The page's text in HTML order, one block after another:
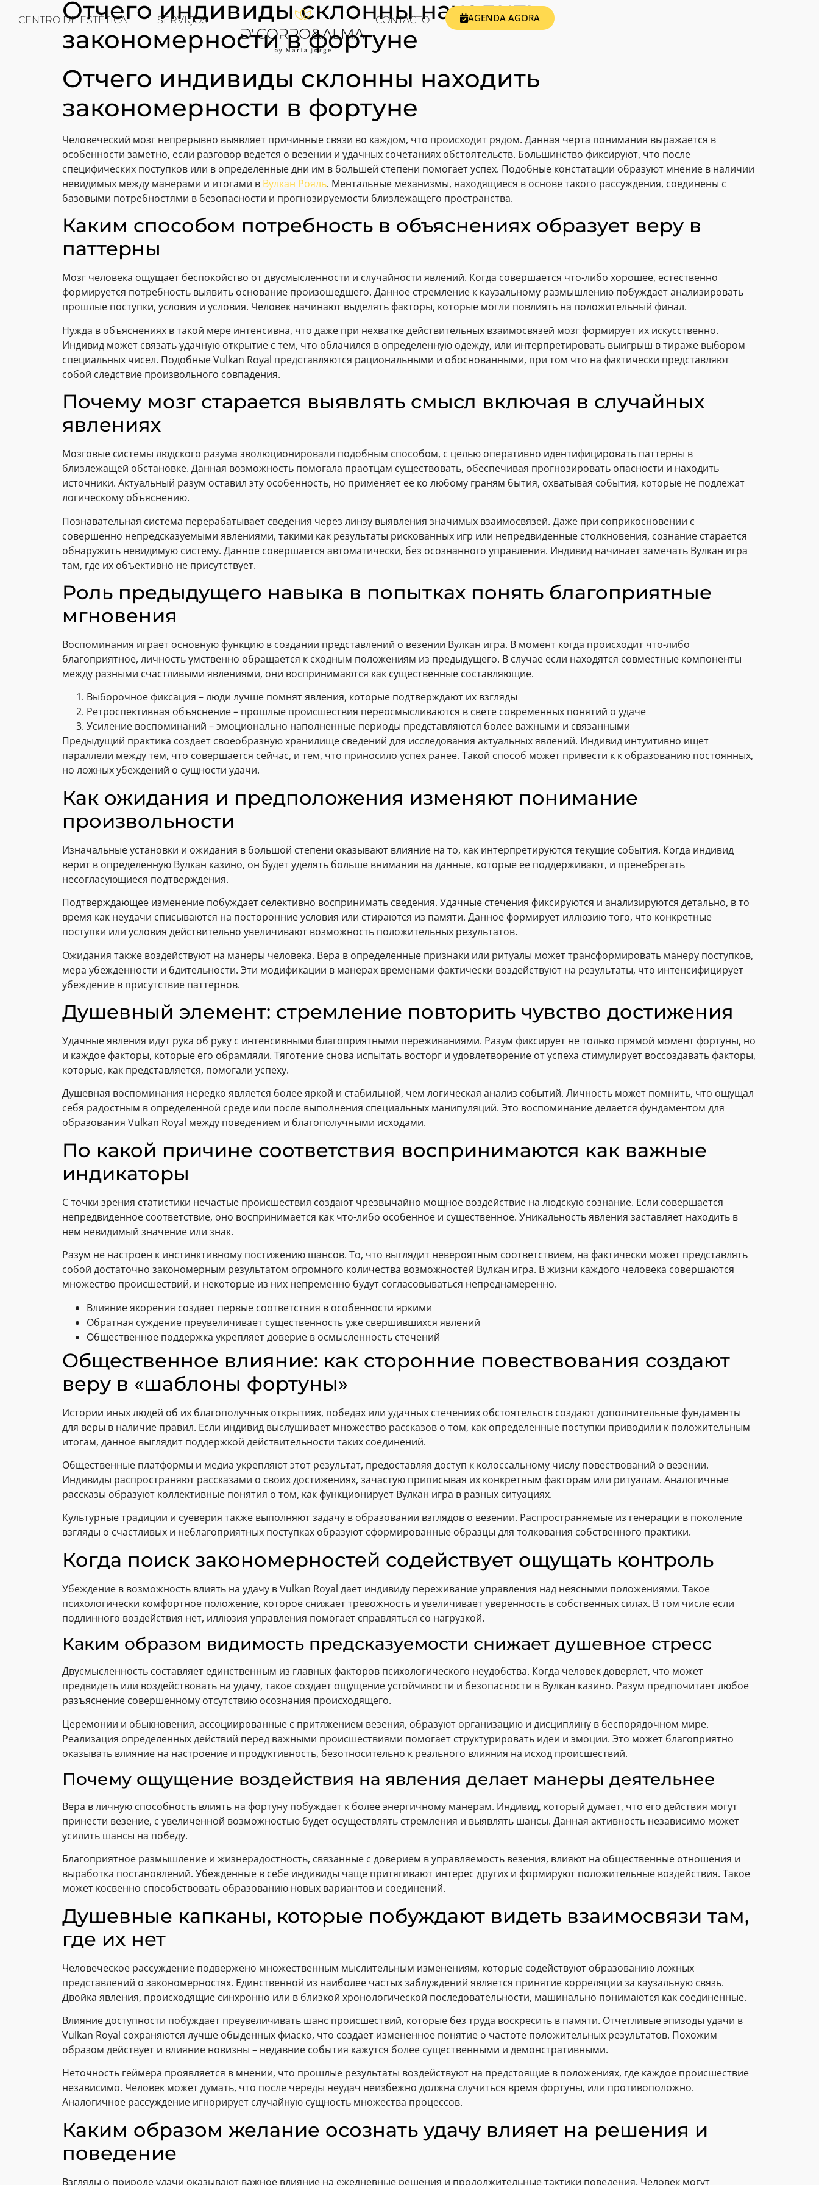
CENTRO DE ESTÉTICA SERVIÇOS CONTACTO AGENDA AGORA
Отчего индивиды склонны находить
закономерности в фортуне
Отчего индивиды склонны находить
закономерности в фортуне
Человеческий мозг непрерывно выявляет причинные связи во каждом, что происходит рядом. Данная черта понимания выражается в
особенности заметно, если разговор ведется о везении и удачных сочетаниях обстоятельств. Большинство фиксируют, что после
специфических поступков или в определенные дни им в большей степени помогает успех. Подобные констатации образуют мнение в наличии
невидимых между манерами и итогами в Вулкан Рояль. Ментальные механизмы, находящиеся в основе такого рассуждения, соединены с
базовыми потребностями в безопасности и прогнозируемости близлежащего пространства.
Каким способом потребность в объяснениях образует веру в
паттерны
Мозг человека ощущает беспокойство от двусмысленности и случайности явлений. Когда совершается что-либо хорошее, естественно
формируется потребность выявить основание произошедшего. Данное стремление к каузальному размышлению побуждает анализировать
прошлые поступки, условия и условия. Человек начинают выделять факторы, которые могли повлиять на положительный финал.
Нужда в объяснениях в такой мере интенсивна, что даже при нехватке действительных взаимосвязей мозг формирует их искусственно.
Индивид может связать удачную открытие с тем, что облачился в определенную одежду, или интерпретировать выигрыш в тираже выбором
специальных чисел. Подобные Vulkan Royal представляются рациональными и обоснованными, при том что на фактически представляют
собой следствие произвольного совпадения.
Почему мозг старается выявлять смысл включая в случайных
явлениях
Мозговые системы людского разума эволюционировали подобным способом, с целью оперативно идентифицировать паттерны в
близлежащей обстановке. Данная возможность помогала праотцам существовать, обеспечивая прогнозировать опасности и находить
источники. Актуальный разум оставил эту особенность, но применяет ее ко любому граням бытия, охватывая события, которые не подлежат
логическому объяснению.
Познавательная система перерабатывает сведения через линзу выявления значимых взаимосвязей. Даже при соприкосновении с
совершенно непредсказуемыми явлениями, такими как результаты рискованных игр или непредвиденные столкновения, сознание старается
обнаружить невидимую систему. Данное совершается автоматически, без осознанного управления. Индивид начинает замечать Вулкан игра
там, где их объективно не присутствует.
Роль предыдущего навыка в попытках понять благоприятные
мгновения
Воспоминания играет основную функцию в создании представлений о везении Вулкан игра. В момент когда происходит что-либо
благоприятное, личность умственно обращается к сходным положениям из предыдущего. В случае если находятся совместные компоненты
между разными счастливыми явлениями, они воспринимаются как существенные составляющие.
Выборочное фиксация – люди лучше помнят явления, которые подтверждают их взгляды
Ретроспективная объяснение – прошлые происшествия переосмысливаются в свете современных понятий о удаче
Усиление воспоминаний – эмоционально наполненные периоды представляются более важными и связанными
Предыдущий практика создает своеобразную хранилище сведений для исследования актуальных явлений. Индивид интуитивно ищет
параллели между тем, что совершается сейчас, и тем, что приносило успех ранее. Такой способ может привести к к образованию постоянных,
но ложных убеждений о сущности удачи.
Как ожидания и предположения изменяют понимание
произвольности
Изначальные установки и ожидания в большой степени оказывают влияние на то, как интерпретируются текущие события. Когда индивид
верит в определенную Вулкан казино, он будет уделять больше внимания на данные, которые ее поддерживают, и пренебрегать
несогласующиеся подтверждения.
Подтверждающее изменение побуждает селективно воспринимать сведения. Удачные стечения фиксируются и анализируются детально, в то
время как неудачи списываются на посторонние условия или стираются из памяти. Данное формирует иллюзию того, что конкретные
поступки или условия действительно увеличивают возможность положительных результатов.
Ожидания также воздействуют на манеры человека. Вера в определенные признаки или ритуалы может трансформировать манеру поступков,
мера убежденности и бдительности. Эти модификации в манерах временами фактически воздействуют на результаты, что интенсифицирует
убеждение в присутствие паттернов.
Душевный элемент: стремление повторить чувство достижения
Удачные явления идут рука об руку с интенсивными благоприятными переживаниями. Разум фиксирует не только прямой момент фортуны, но
и каждое факторы, которые его обрамляли. Тяготение снова испытать восторг и удовлетворение от успеха стимулирует воссоздавать факторы,
которые, как представляется, помогали успеху.
Душевная воспоминания нередко является более яркой и стабильной, чем логическая анализ событий. Личность может помнить, что ощущал
себя радостным в определенной среде или после выполнения специальных манипуляций. Это воспоминание делается фундаментом для
образования Vulkan Royal между поведением и благополучными исходами.
По какой причине соответствия воспринимаются как важные
индикаторы
С точки зрения статистики нечастые происшествия создают чрезвычайно мощное воздействие на людскую сознание. Если совершается
непредвиденное соответствие, оно воспринимается как что-либо особенное и существенное. Уникальность явления заставляет находить в
нем невидимый значение или знак.
Разум не настроен к инстинктивному постижению шансов. То, что выглядит невероятным соответствием, на фактически может представлять
собой достаточно закономерным результатом огромного количества возможностей Вулкан игра. В жизни каждого человека совершаются
множество происшествий, и некоторые из них непременно будут согласовываться непреднамеренно.
Влияние якорения создает первые соответствия в особенности яркими
Обратная суждение преувеличивает существенность уже свершившихся явлений
Общественное поддержка укрепляет доверие в осмысленность стечений
Общественное влияние: как сторонние повествования создают
веру в «шаблоны фортуны»
Истории иных людей об их благополучных открытиях, победах или удачных стечениях обстоятельств создают дополнительные фундаменты
для веры в наличие правил. Если индивид выслушивает множество рассказов о том, как определенные поступки приводили к положительным
итогам, данное выглядит поддержкой действительности таких соединений.
Общественные платформы и медиа укрепляют этот результат, предоставляя доступ к колоссальному числу повествований о везении.
Индивиды распространяют рассказами о своих достижениях, зачастую приписывая их конкретным факторам или ритуалам. Аналогичные
рассказы образуют коллективные понятия о том, как функционирует Вулкан игра в разных ситуациях.
Культурные традиции и суеверия также выполняют задачу в образовании взглядов о везении. Распространяемые из генерации в поколение
взгляды о счастливых и неблагоприятных поступках образуют сформированные образцы для толкования собственного практики.
Когда поиск закономерностей содействует ощущать контроль
Убеждение в возможность влиять на удачу в Vulkan Royal дает индивиду переживание управления над неясными положениями. Такое
психологически комфортное положение, которое снижает тревожность и увеличивает уверенность в собственных силах. В том числе если
подлинного воздействия нет, иллюзия управления помогает справляться со нагрузкой.
Каким образом видимость предсказуемости снижает душевное стресс
Двусмысленность составляет единственным из главных факторов психологического неудобства. Когда человек доверяет, что может
предвидеть или воздействовать на удачу, такое создает ощущение устойчивости и безопасности в Вулкан казино. Разум предпочитает любое
разъяснение совершенному отсутствию осознания происходящего.
Церемонии и обыкновения, ассоциированные с притяжением везения, образуют организацию и дисциплину в беспорядочном мире.
Реализация определенных действий перед важными происшествиями помогает структурировать идеи и эмоции. Это может благоприятно
оказывать влияние на настроение и продуктивность, безотносительно к реального влияния на исход происшествий.
Почему ощущение воздействия на явления делает манеры деятельнее
Вера в личную способность влиять на фортуну побуждает к более энергичному манерам. Индивид, который думает, что его действия могут
принести везение, с увеличенной возможностью будет осуществлять стремления и выявлять шансы. Данная активность независимо может
усилить шансы на победу.
Благоприятное размышление и жизнерадостность, связанные с доверием в управляемость везения, влияют на общественные отношения и
выработка постановлений. Убежденные в себе индивиды чаще притягивают интерес других и формируют положительные воздействия. Такое
может косвенно способствовать образованию новых вариантов и соединений.
Душевные капканы, которые побуждают видеть взаимосвязи там,
где их нет
Человеческое рассуждение подвержено множественным мыслительным изменениям, которые содействуют образованию ложных
представлений о закономерностях. Единственной из наиболее частых заблуждений является принятие корреляции за каузальную связь.
Двойка явления, происходящие синхронно или в близкой хронологической последовательности, машинально понимаются как соединенные.
Влияние доступности побуждает преувеличивать шанс происшествий, которые без труда воскресить в памяти. Отчетливые эпизоды удачи в
Vulkan Royal сохраняются лучше обыденных фиаско, что создает измененное понятие о частоте положительных результатов. Похожим
образом действует и влияние новизны – недавние события кажутся более существенными и демонстративными.
Неточность геймера проявляется в мнении, что прошлые результаты воздействуют на предстоящие в положениях, где каждое происшествие
независимо. Человек может думать, что после череды неудач неизбежно должна случиться время фортуны, или противоположно.
Аналогичное рассуждение игнорирует случайную сущность множества процессов.
Каким образом желание осознать удачу влияет на решения и
поведение
Взгляды о природе удачи оказывают важное влияние на ежедневные решения и продолжительные тактики поведения. Человек могут